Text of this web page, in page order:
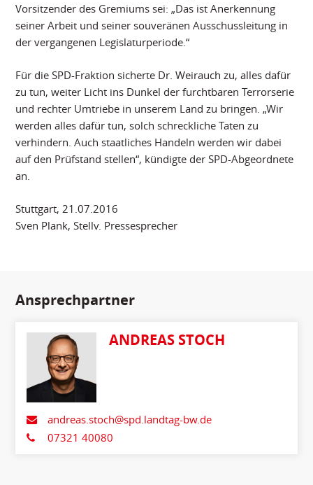
Vorsitzender des Gremiums sei: „Das ist Anerkennung
seiner Arbeit und seiner souveränen Ausschussleitung in
der vergangenen Legislaturperiode.“
Für die SPD-Fraktion sicherte Dr. Weirauch zu, alles dafür
zu tun, weiter Licht ins Dunkel der furchtbaren Terrorserie
und rechter Umtriebe in unserem Land zu bringen. „Wir
werden alles dafür tun, solch schreckliche Taten zu
verhindern. Auch staatliches Handeln werden wir dabei
auf den Prüfstand stellen“, kündigte der SPD-Abgeordnete
an.
Stuttgart, 21.07.2016
Sven Plank, Stellv. Pressesprecher
Ansprechpartner
ANDREAS STOCH
andreas.stoch@spd.landtag-bw.de
07321 40080